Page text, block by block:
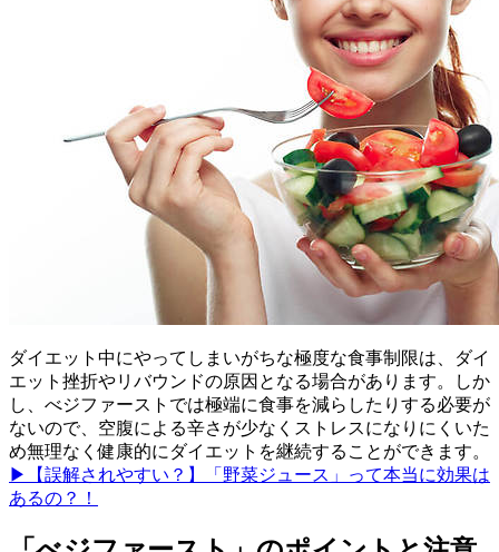
ダイエット中にやってしまいがちな極度な食事制限は、ダイ
エット挫折やリバウンドの原因となる場合があります。しか
し、べジファーストでは極端に食事を減らしたりする必要が
ないので、空腹による辛さが少なくストレスになりにくいた
め無理なく健康的にダイエットを継続することができます。
▶【誤解されやすい？】「野菜ジュース」って本当に効果は
あるの？！